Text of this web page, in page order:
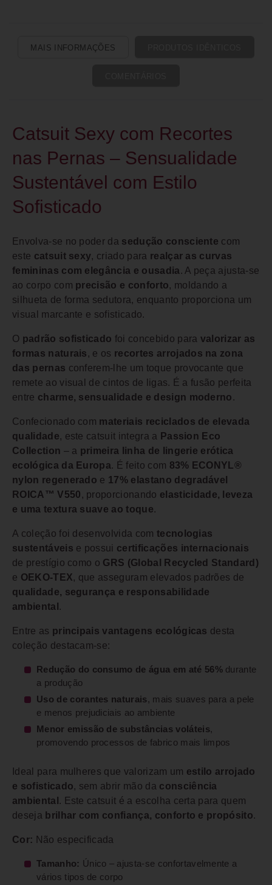
MAIS INFORMAÇÕES
Catsuit Sexy com Recortes
nas Pernas – Sensualidade
Sustentável com Estilo
Sofisticado
Envolva-se no poder da sedução consciente com
este catsuit sexy, criado para realçar as curvas
femininas com elegância e ousadia . A peça ajusta-se
ao corpo com precisão e conforto, moldando a
silhueta de forma sedutora, enquanto proporciona um
visual marcante e sofisticado.
O padrão sofisticado foi concebido para valorizar as
formas naturais , e os recortes arrojados na zona
das pernas conferem-lhe um toque provocante que
remete ao visual de cintos de ligas. É a fusão perfeita
entre charme, sensualidade e design moderno .
Confecionado com materiais reciclados de elevada
qualidade, este catsuit integra a Passion Eco
Collection – a primeira linha de lingerie erótica
ecológica da Europa. É feito com 83% ECONYL®
nylon regenerado e 17% elastano degradável
ROICA™ V550 , proporcionando elasticidade, leveza
e uma textura suave ao toque.
A coleção foi desenvolvida com tecnologias
sustentáveis e possui certificações internacionais
de prestígio como o GRS (Global Recycled Standard)
e OEKO-TEX, que asseguram elevados padrões de
qualidade, segurança e responsabilidade
ambiental .
Entre as principais vantagens ecológicas desta
coleção destacam-se:
Redução do consumo de água em até 56%durante
a produção
Uso de corantes naturais, mais suaves para a pele
e menos prejudiciais ao ambiente
Menor emissão de substâncias voláteis,
promovendo processos de fabrico mais limpos
Ideal para mulheres que valorizam um estilo arrojado
e sofisticado, sem abrir mão da consciência
ambiental . Este catsuit é a escolha certa para quem
deseja brilhar com confiança, conforto e propósito.
Cor: Não especificada
Tamanho: Único – ajusta-se confortavelmente a
vários tipos de corpo